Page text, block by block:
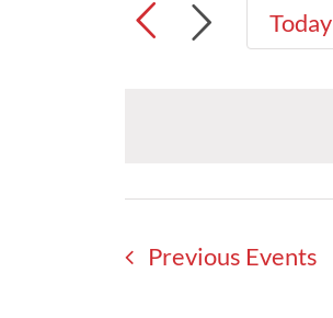
Today
Previous Events